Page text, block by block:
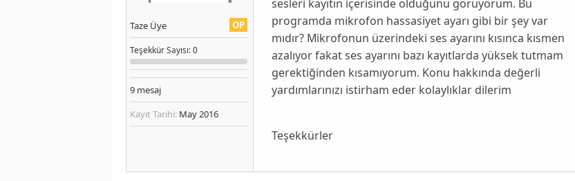
OP
Taze Üye
TeşekkürSayısı: 0
9 mesaj
Kayıt Tarihi: May 2016
sesleri kayıtın içerisinde olduğunu görüyorum. Bu
programda mikrofon hassasiyet ayarı gibi bir şey var
mıdır? Mikrofonun üzerindeki ses ayarını kısınca kısmen
azalıyor fakat ses ayarını bazı kayıtlarda yüksek tutmam
gerektiğinden kısamıyorum. Konu hakkında değerli
yardımlarınızı istirham eder kolaylıklar dilerim
Teşekkürler